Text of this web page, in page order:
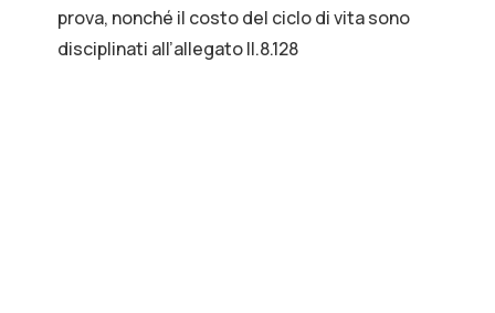
prova, nonché il costo del ciclo di vita sono
disciplinati all’allegato II.8.128